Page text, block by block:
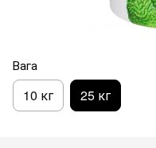
Вага
10 кг 25 кг